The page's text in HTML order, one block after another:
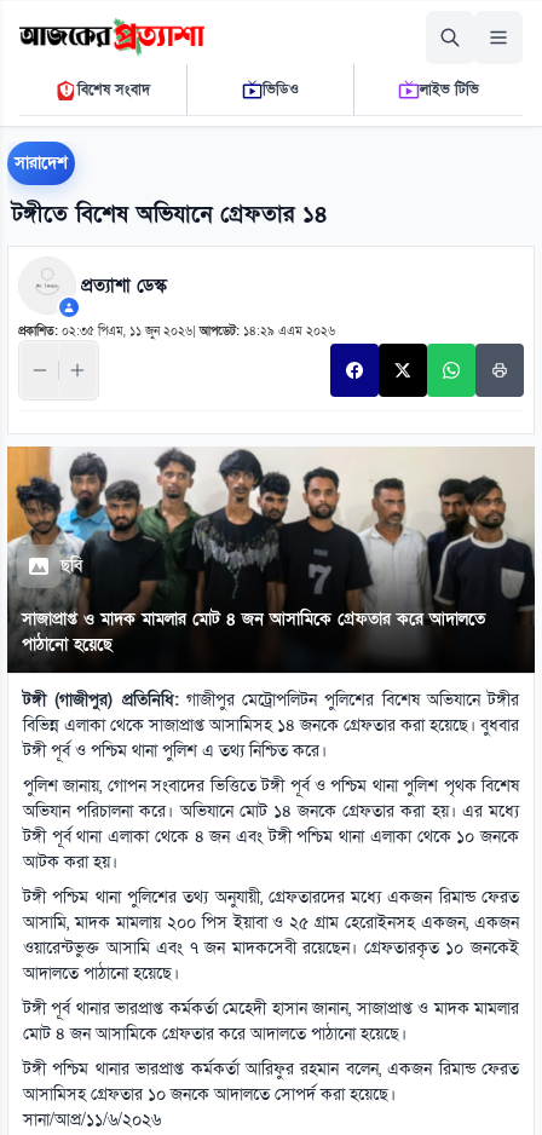
রোববার, ০৯ আগস্ট ২০২৬
১০ ৩৪ ৪১ এ.এম.THE DAILY AJKER PROTTASHA
বিশেষ সংবাদ ভিডিও লাইভ টিভি
সারাদেশ
টঙ্গীতে বিশেষ অভিযানে গ্রেফতার ১৪
প্রত্যাশা ডেস্ক
প্রকাশিত: ০২:৩৫ পিএম, ১১ জুন ২০২৬ |আপডেট: ১৪:২৯ এএম ২০২৬
ছবি
সাজাপ্রাপ্ত ও মাদক মামলার মোট ৪ জন আসামিকে গ্রেফতার করে আদালতে
পাঠানো হয়েছে
টঙ্গী (গাজীপুর) প্রতিনিধি:গাজীপুর মেট্রোপলিটন পুলিশের বিশেষ অভিযানে টঙ্গীর
বিভিন্ন এলাকা থেকে সাজাপ্রাপ্ত আসামিসহ ১৪ জনকে গ্রেফতার করা হয়েছে। বুধবার
টঙ্গী পূর্ব ও পশ্চিম থানা পুলিশ এ তথ্য নিশ্চিত করে।
পুলিশ জানায়, গোপন সংবাদের ভিত্তিতে টঙ্গী পূর্ব ও পশ্চিম থানা পুলিশ পৃথক বিশেষ
অভিযান পরিচালনা করে। অভিযানে মোট ১৪ জনকে গ্রেফতার করা হয়। এর মধ্যে
টঙ্গী পূর্ব থানা এলাকা থেকে ৪ জন এবং টঙ্গী পশ্চিম থানা এলাকা থেকে ১০ জনকে
আটক করা হয়।
টঙ্গী পশ্চিম থানা পুলিশের তথ্য অনুযায়ী, গ্রেফতারদের মধ্যে একজন রিমান্ড ফেরত
আসামি, মাদক মামলায় ২০০ পিস ইয়াবা ও ২৫ গ্রাম হেরোইনসহ একজন, একজন
ওয়ারেন্টভুক্ত আসামি এবং ৭ জন মাদকসেবী রয়েছেন। গ্রেফতারকৃত ১০ জনকেই
আদালতে পাঠানো হয়েছে।
টঙ্গী পূর্ব থানার ভারপ্রাপ্ত কর্মকর্তা মেহেদী হাসান জানান, সাজাপ্রাপ্ত ও মাদক মামলার
মোট ৪ জন আসামিকে গ্রেফতার করে আদালতে পাঠানো হয়েছে।
টঙ্গী পশ্চিম থানার ভারপ্রাপ্ত কর্মকর্তা আরিফুর রহমান বলেন, একজন রিমান্ড ফেরত
আসামিসহ গ্রেফতার ১০ জনকে আদালতে সোপর্দ করা হয়েছে।
সানা/আপ্র/১১/৬/২০২৬